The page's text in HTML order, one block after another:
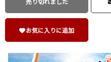
お気に入りに追加